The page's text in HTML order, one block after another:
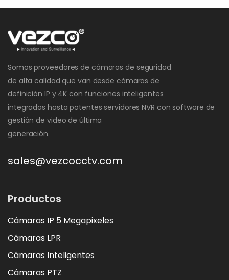
Somos proveedores de cámaras de seguridad
de alta calidad que van desde cámaras de
definición IP y 4K con funciones inteligentes
integradas hasta potentes servidores NVR con software de
gestión de video de última
generación.
sales@vezcocctv.com
Productos
Cámaras IP 5 Megapixeles
Cámaras LPR
Cámaras Inteligentes
Cámaras PTZ